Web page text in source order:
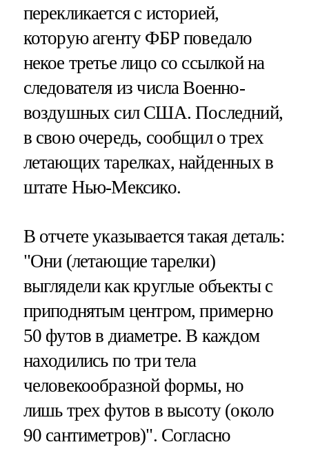
перекликается с историей,
которую агенту ФБР поведало
некое третье лицо со ссылкой на
следователя из числа Военно-
воздушных сил США. Последний,
в свою очередь, сообщил о трех
летающих тарелках, найденных в
штате Нью-Мексико.
В отчете указывается такая деталь:
"Они (летающие тарелки)
выглядели как круглые объекты с
приподнятым центром, примерно
50 футов в диаметре. В каждом
находились по три тела
человекообразной формы, но
лишь трех футов в высоту (около
90 сантиметров)". Согласно